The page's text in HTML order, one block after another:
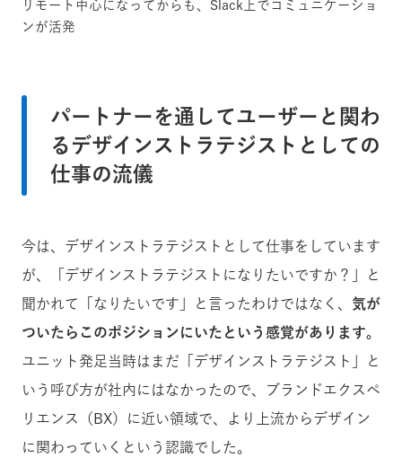
リモート中心になってからも、Slack上でコミュニケーショ
ンが活発
パートナーを通してユーザーと関わ
るデザインストラテジストとしての
仕事の流儀
今は、デザインストラテジストとして仕事をしています
が、「デザインストラテジストになりたいですか？」と
聞かれて「なりたいです」と言ったわけではなく、 気が
ついたらこのポジションにいたという感覚があります。
ユニット発足当時はまだ「デザインストラテジスト」と
いう呼び方が社内にはなかったので、ブランドエクスペ
リエンス（BX）に近い領域で、より上流からデザイン
に関わっていくという認識でした。